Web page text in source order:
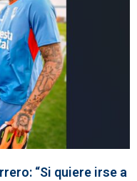
“Si quiere irse a